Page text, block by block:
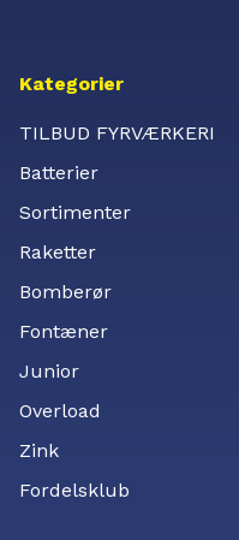
Kategorier
TILBUD FYRVÆRKERI
Batterier
Sortimenter
Raketter
Bomberør
Fontæner
Junior
Overload
Zink
Fordelsklub